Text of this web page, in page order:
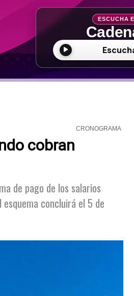
ESCUCHA
CRONOGRAMA
cobran
de pago de los salarios
concluirá el 5 de